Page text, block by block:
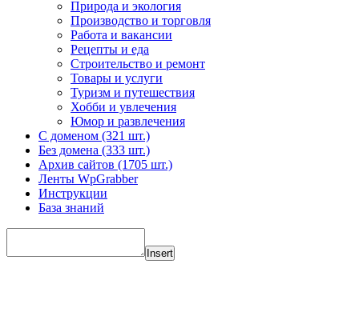
Природа и экология
Производство и торговля
Работа и вакансии
Рецепты и еда
Строительство и ремонт
Товары и услуги
Туризм и путешествия
Хобби и увлечения
Юмор и развлечения
С доменом (321 шт.)
Без домена (333 шт.)
Архив сайтов (1705 шт.)
Ленты WpGrabber
Инструкции
База знаний
Insert